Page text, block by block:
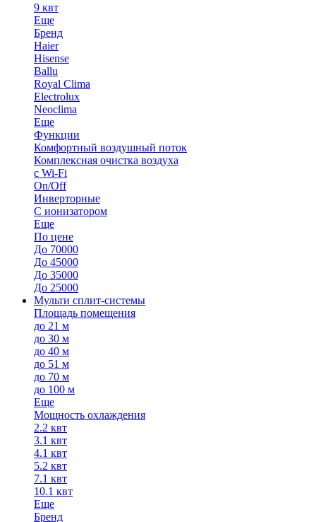
9 квт
Еще
Бренд
Haier
Hisense
Ballu
Royal Clima
Electrolux
Neoclima
Еще
Функции
Комфортный воздушный поток
Комплексная очистка воздуха
с Wi-Fi
On/Off
Инверторные
С ионизатором
Еще
По цене
До 70000
До 45000
До 35000
До 25000
Мульти сплит-системы
Площадь помещения
до 21 м
до 30 м
до 40 м
до 51 м
до 70 м
до 100 м
Еще
Мощность охлаждения
2.2 квт
3.1 квт
4.1 квт
5.2 квт
7.1 квт
10.1 квт
Еще
Бренд